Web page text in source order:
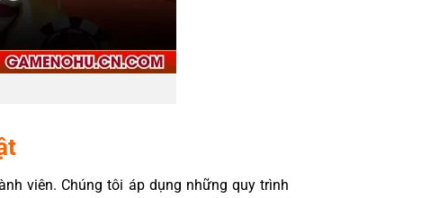
viên. Chúng tôi áp dụng những quy trình